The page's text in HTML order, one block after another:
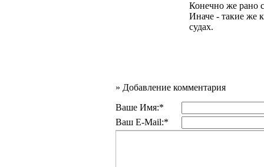
Конечно же рано
Иначе - такие же
судах.
» Добавление комментария
Ваше Имя:*
Ваш E-Mail:*